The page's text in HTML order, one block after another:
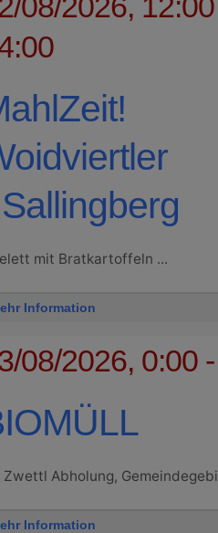
mit Bratkartoffeln ...
Information
08/2026, 0:00
Zwettl Abholung,
Information